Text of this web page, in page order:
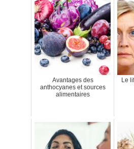
Avantages des
anthocyanes et sources
alimentaires
Le